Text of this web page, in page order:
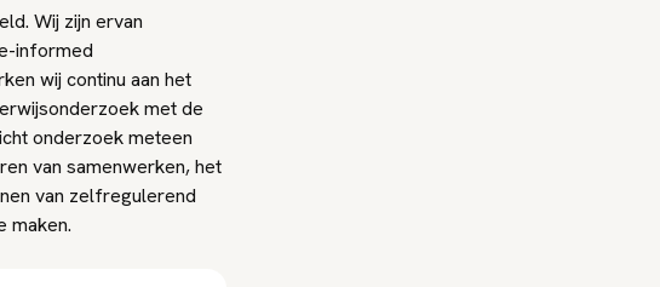
Wij zijn ervan
informed
wij continu aan het
met de
onderzoek meteen
van samenwerken, het
van zelfregulerend
maken.